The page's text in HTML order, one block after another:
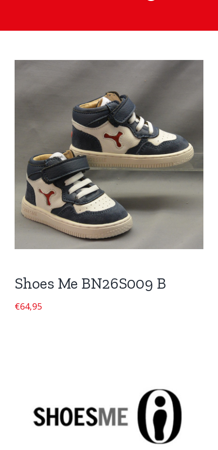
Shoes Me BN26S009 B
€64,95